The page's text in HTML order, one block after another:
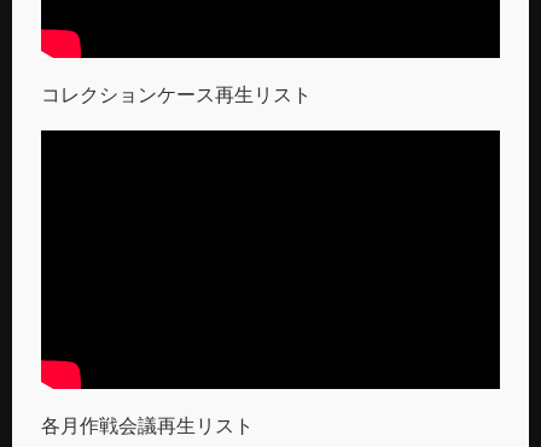
コレクションケース再生リスト
各月作戦会議再生リスト